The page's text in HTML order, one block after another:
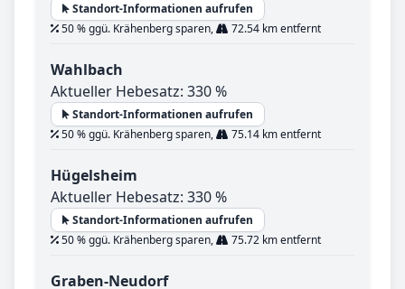
Standort-Informationen aufrufen
50 % ggü. Krähenberg sparen,
72.54 km entfernt
Wahlbach
Aktueller Hebesatz: 330 %
Standort-Informationen aufrufen
50 % ggü. Krähenberg sparen,
75.14 km entfernt
Hügelsheim
Aktueller Hebesatz: 330 %
Standort-Informationen aufrufen
50 % ggü. Krähenberg sparen,
75.72 km entfernt
Graben-Neudorf